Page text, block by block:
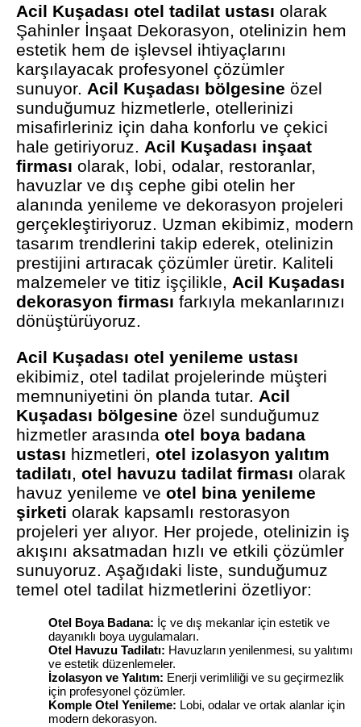
Acil Kuşadası otel tadilat ustası olarak
Şahinler İnşaat Dekorasyon, otelinizin hem
estetik hem de işlevsel ihtiyaçlarını
karşılayacak profesyonel çözümler
sunuyor. Acil Kuşadası bölgesine özel
sunduğumuz hizmetlerle, otellerinizi
misafirleriniz için daha konforlu ve çekici
hale getiriyoruz. Acil Kuşadası inşaat
firması olarak, lobi, odalar, restoranlar,
havuzlar ve dış cephe gibi otelin her
alanında yenileme ve dekorasyon projeleri
gerçekleştiriyoruz. Uzman ekibimiz, modern
tasarım trendlerini takip ederek, otelinizin
prestijini artıracak çözümler üretir. Kaliteli
malzemeler ve titiz işçilikle, Acil Kuşadası
dekorasyon firması farkıyla mekanlarınızı
dönüştürüyoruz.
Acil Kuşadası otel yenileme ustası
ekibimiz, otel tadilat projelerinde müşteri
memnuniyetini ön planda tutar. Acil
Kuşadası bölgesine özel sunduğumuz
hizmetler arasındaotel boya badana
ustası hizmetleri,otel izolasyon yalıtım
tadilatı ,otel havuzu tadilat firması olarak
havuz yenileme veotel bina yenileme
şirketi olarak kapsamlı restorasyon
projeleri yer alıyor. Her projede, otelinizin iş
akışını aksatmadan hızlı ve etkili çözümler
sunuyoruz. Aşağıdaki liste, sunduğumuz
temel otel tadilat hizmetlerini özetliyor:
Otel Boya Badana: İç ve dış mekanlar için estetik ve
dayanıklı boya uygulamaları.
Otel Havuzu Tadilatı: Havuzların yenilenmesi, su yalıtımı
ve estetik düzenlemeler.
İzolasyon ve Yalıtım: Enerji verimliliği ve su geçirmezlik
için profesyonel çözümler.
Komple Otel Yenileme: Lobi, odalar ve ortak alanlar için
modern dekorasyon.